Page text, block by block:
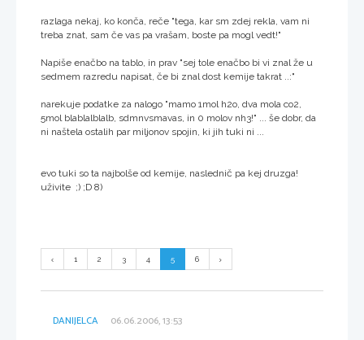
razlaga nekaj, ko konča, reče "tega, kar sm zdej rekla, vam ni
treba znat, sam če vas pa vrašam, boste pa mogl vedt!"
Napiše enačbo na tablo, in prav "sej tole enačbo bi vi znal že u
sedmem razredu napisat, če bi znal dost kemije takrat ..:"
narekuje podatke za nalogo "mamo 1mol h2o, dva mola co2,
5mol blablalblalb, sdmnvsmavas, in 0 molov nh3!" ... še dobr, da
ni naštela ostalih par miljonov spojin, ki jih tuki ni ...
evo tuki so ta najbolše od kemije, naslednič pa kej druzga!
uživite ;) ;D 8)
1 2 3 4 5 6
DANIJELCA 06.06.2006, 13:53